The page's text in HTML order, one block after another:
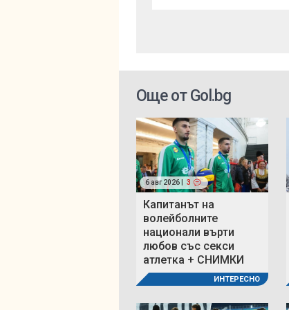
Още от Gol.bg
6 авг 2026 | 3
Капитанът на
волейболните
национали върти
любов със секси
атлетка + СНИМКИ
ИНТЕРЕСНО